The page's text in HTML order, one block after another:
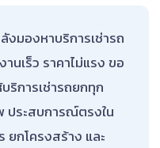
มองหาบริการเช่ารถ
นเร็ว ราคาไม่แรง ขอ
ริการเช่ารถยกทุก
ประสบการณ์ตรงใน
กโครงสร้าง และ